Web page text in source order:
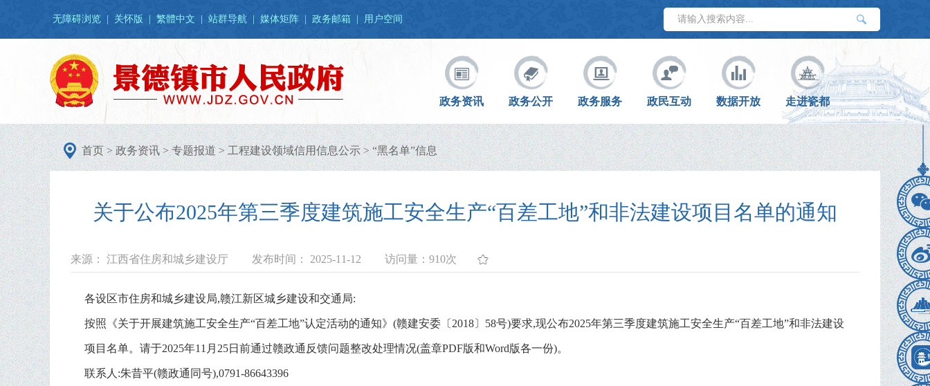
无障碍浏览 关怀版 繁體中文 站群导航 媒体矩阵 政务邮箱 用户空间
政务资讯 政务公开 政务服务 政民互动 数据开放 走进瓷都
首页>政务资讯>专题报道>工程建设领域信用信息公示>“黑名单”信息
关于公布2025年第三季度建筑施工安全生产“百差工地”和非法建设项目名单的通知
来源： 江西省住房和城乡建设厅 发布时间： 2025-11-12 访问量： 910次
各设区市住房和城乡建设局,赣江新区城乡建设和交通局:
按照 《关于开展建筑施工安全生产“百差工地”认定活动的通知》(赣建安委〔2018〕58号)要求,现公布2025年第三季度建筑施工安全生产“百差工地”和非法建设
项目名单。 请于2025年11月25日前通过赣政通反馈问题整改处理情况(盖章PDF版和Word版各一份)。
联系人:朱昔平(赣政通同号),0791-86643396